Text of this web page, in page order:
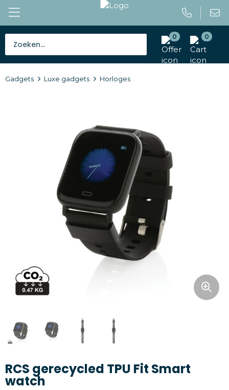
0 0
Tassen
Outdoor en vrije tijd
Gereedschap en veiligheid
Home en living
Health en wellness
Kantoorartikelen
Gadgets
Textiel
Gadgets Luxe gadgets Horloges
RCS gerecycled TPU Fit Smart
watch